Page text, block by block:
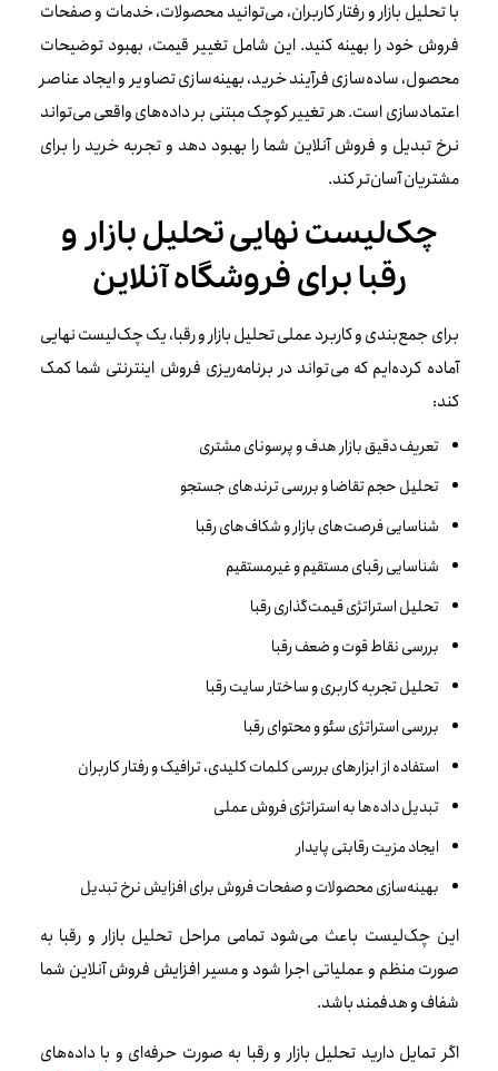
با تحلیل بازار و رفتار کاربران، می‌توانید محصولات، خدمات و صفحات
فروش خود را بهینه کنید. این شامل تغییر قیمت، بهبود توضیحات
محصول، ساده‌سازی فرآیند خرید، بهینه‌سازی تصاویر و ایجاد عناصر
اعتمادسازی است. هر تغییر کوچک مبتنی بر داده‌های واقعی می‌تواند
نرخ تبدیل و فروش آنلاین شما را بهبود دهد و تجربه خرید را برای
مشتریان آسان‌تر کند.
چک‌لیست نهایی تحلیل بازار و
رقبا برای فروشگاه آنلاین
برای جمع‌بندی و کاربرد عملی تحلیل بازار و رقبا، یک چک‌لیست نهایی
آماده کرده‌ایم که می‌تواند در برنامه‌ریزی فروش اینترنتی شما کمک
کند:
تعریف دقیق بازار هدف و پرسونای مشتری
تحلیل حجم تقاضا و بررسی ترندهای جستجو
شناسایی فرصت‌های بازار و شکاف‌های رقبا
شناسایی رقبای مستقیم و غیرمستقیم
تحلیل استراتژی قیمت‌گذاری رقبا
بررسی نقاط قوت و ضعف رقبا
تحلیل تجربه کاربری و ساختار سایت رقبا
بررسی استراتژی سئو و محتوای رقبا
استفاده از ابزارهای بررسی کلمات کلیدی، ترافیک و رفتار کاربران
تبدیل داده‌ها به استراتژی فروش عملی
ایجاد مزیت رقابتی پایدار
بهینه‌سازی محصولات و صفحات فروش برای افزایش نرخ تبدیل
این چک‌لیست باعث می‌شود تمامی مراحل تحلیل بازار و رقبا به
صورت منظم و عملیاتی اجرا شود و مسیر افزایش فروش آنلاین شما
شفاف و هدفمند باشد.
اگر تمایل دارید تحلیل بازار و رقبا به صورت حرفه‌ای و با داده‌های